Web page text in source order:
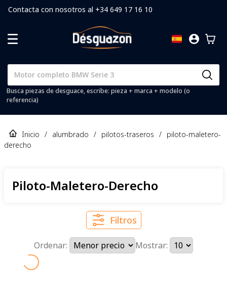
Contacta con nosotros al +34 649 17 16 10
Busca piezas de desguace, escribe: pieza + marca + modelo (o
referencia)
Inicio / alumbrado / pilotos-traseros / piloto-maletero-
derecho
Piloto-Maletero-Derecho
Filtros
Ordenar: Mostrar: